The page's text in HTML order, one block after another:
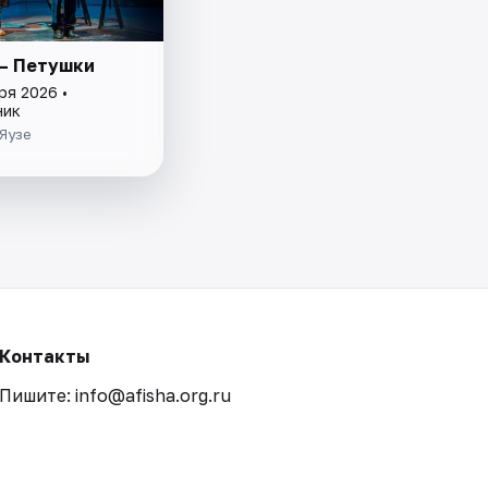
Петушки
2026 •
Контакты
Пишите: info@afisha.org.ru